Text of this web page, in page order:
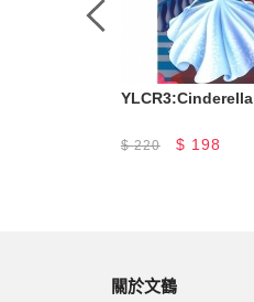
YLCR3:Cinderella
$220 $ 198
關於文鶴